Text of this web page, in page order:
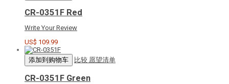
CR-0351F Red
Write Your Review
US$ 109.99
添加到购物车 比较 愿望清单
CR-0351F Green